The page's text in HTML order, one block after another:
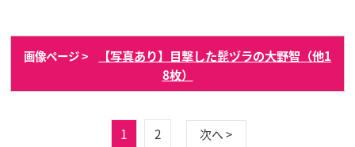
画像ページ >
【写真あり】目撃した髭ヅラの大野智（他1
8枚）
1 2 次へ >